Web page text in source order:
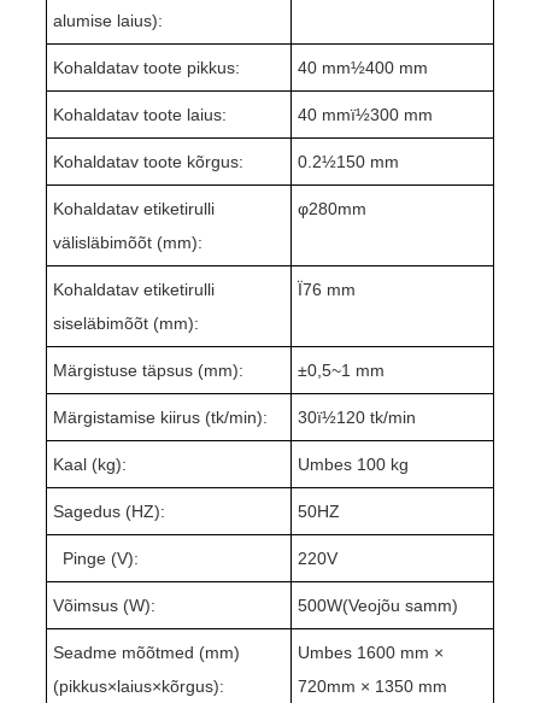
alumise laius):
Kohaldatav toote pikkus: 40 mm½400 mm
Kohaldatav toote laius: 40 mmï½300 mm
Kohaldatav toote kõrgus: 0.2½150 mm
Kohaldatav etiketirulli
välisläbimõõt (mm):
φ280mm
Kohaldatav etiketirulli
siseläbimõõt (mm):
Ï76 mm
Märgistuse täpsus (mm): ±0,5~1 mm
Märgistamise kiirus (tk/min): 30ï½1 20 tk/min
Kaal (kg): Umbes 100 kg
Sagedus (HZ): 50HZ
Pinge (V): 220V
Võimsus (W): 500W(Veojõu samm)
Seadme mõõtmed (mm)
(pikkus×laius×kõrgus):
Umbes 1600 mm ×
720mm × 1350 mm